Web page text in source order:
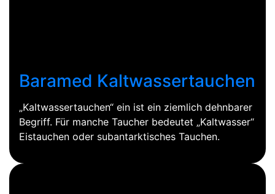
Baramed Kaltwassertauchen
„Kaltwassertauchen“ ein ist ein ziemlich dehnbarer
Begriff. Für manche Taucher bedeutet „Kaltwasser“
Eistauchen oder subantarktisches Tauchen.